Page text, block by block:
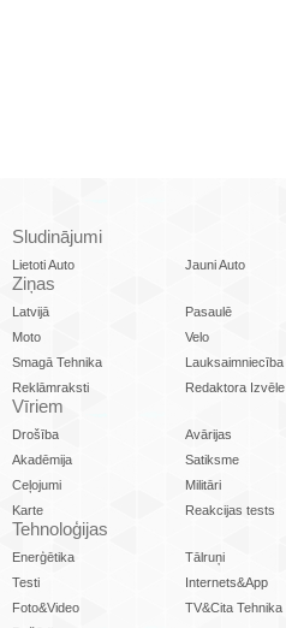
Sludinājumi
Lietoti Auto Jauni Auto
Ziņas
Latvijā Pasaulē
Moto
Velo
Smagā Tehnika
Lauksaimniecība
Reklāmraksti
Redaktora Izvēle
Vīriem
Drošība Avārijas
Akadēmija
Satiksme
Ceļojumi
Militāri
Karte
Reakcijas tests
Tehnoloģijas
Enerģētika Tālruņi
Testi
Internets&App
Foto&Video
TV&Cita Tehnika